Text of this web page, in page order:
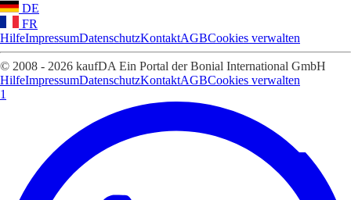
DE
FR
HilfeImpressumDatenschutzKontaktAGBCookies verwalten
© 2008 - 2026 kaufDA Ein Portal der Bonial International GmbH
HilfeImpressumDatenschutzKontaktAGBCookies verwalten
1